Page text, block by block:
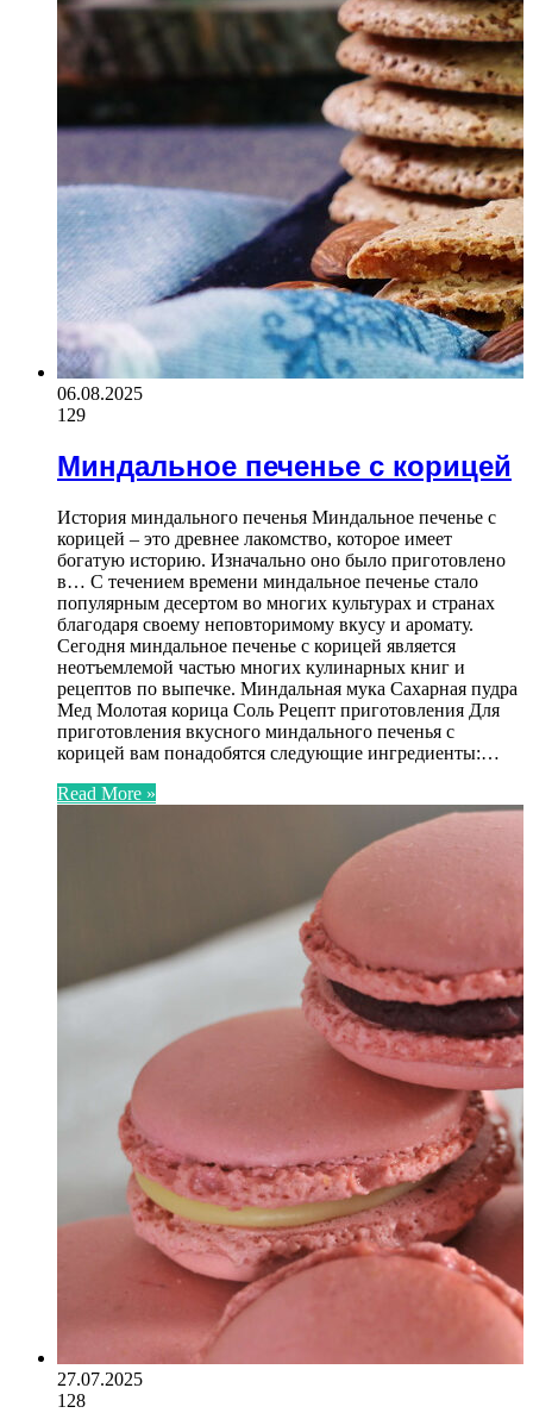
06.08.2025
129
Миндальное печенье с корицей
История миндального печенья Миндальное печенье с
корицей – это древнее лакомство, которое имеет
богатую историю. Изначально оно было приготовлено
в… С течением времени миндальное печенье стало
популярным десертом во многих культурах и странах
благодаря своему неповторимому вкусу и аромату.
Сегодня миндальное печенье с корицей является
неотъемлемой частью многих кулинарных книг и
рецептов по выпечке. Миндальная мука Сахарная пудра
Мед Молотая корица Соль Рецепт приготовления Для
приготовления вкусного миндального печенья с
корицей вам понадобятся следующие ингредиенты:…
Read More »
27.07.2025
128